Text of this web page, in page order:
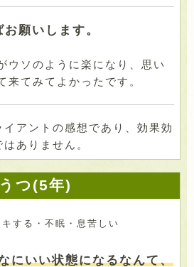
願いします。
ウソのように楽になり、思い
来てみてよかったです。
アントの感想であり、効果効
ありません。
うつ(5年)
する・不眠・息苦しい
にいい状態になるなんて、